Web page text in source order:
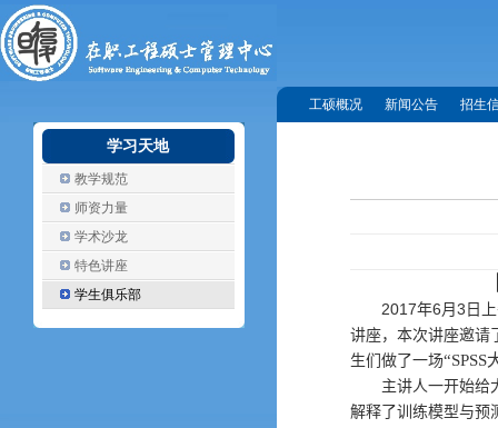
工硕概况 新闻公告 招生
学习天地
教学规范
师资力量
学术沙龙
特色讲座
学生俱乐部
2017年6月 3 日
讲座，本次讲座邀请
生们做了一场“SPSS
主讲人一开始给
解释了训练模型与预